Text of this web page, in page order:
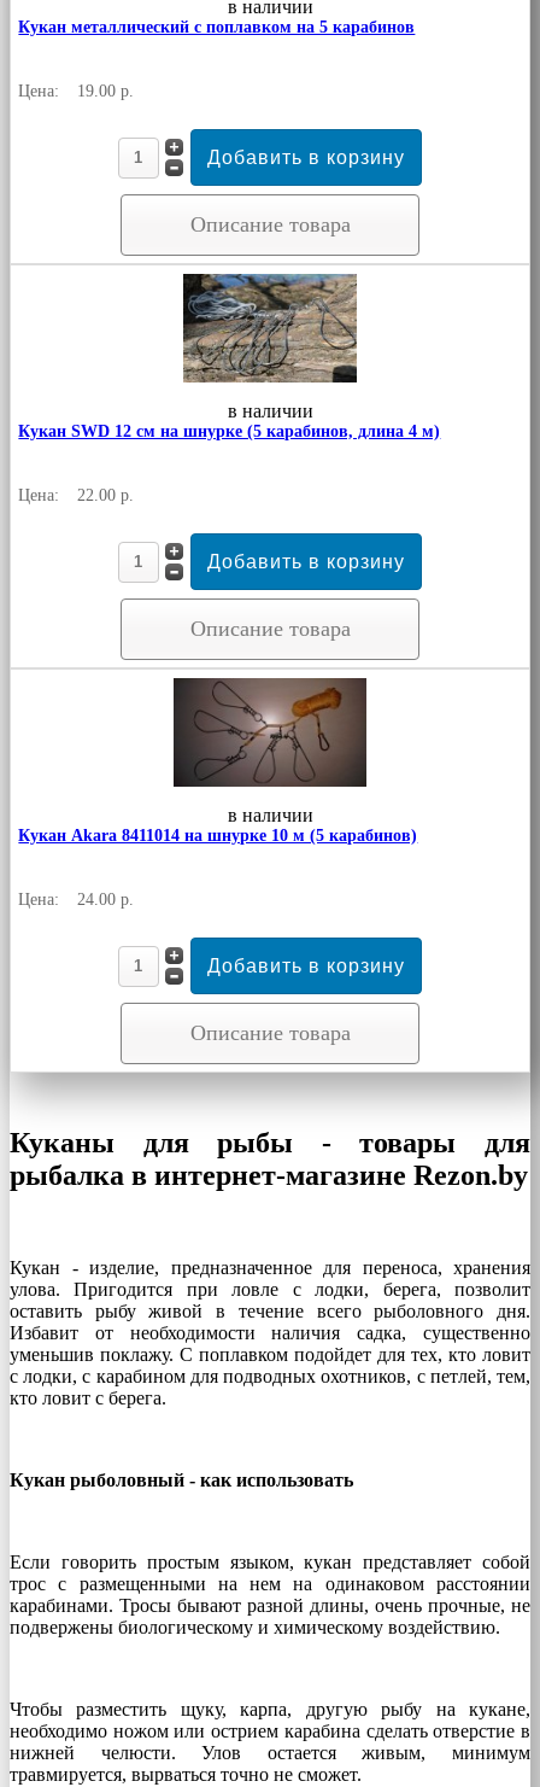
в наличии
Кукан металлический с поплавком на 5 карабинов
Цена: 19.00 р.
Описание товара
в наличии
Кукан SWD 12 см на шнурке (5 карабинов, длина 4 м)
Цена: 22.00 р.
Описание товара
в наличии
Кукан Akara 8411014 на шнурке 10 м (5 карабинов)
Цена: 24.00 р.
Описание товара
Куканы для рыбы - товары для
рыбалка в интернет-магазине Rezon.by
Кукан - изделие, предназначенное для переноса, хранения
улова. Пригодится при ловле с лодки, берега, позволит
оставить рыбу живой в течение всего рыболовного дня.
Избавит от необходимости наличия садка, существенно
уменьшив поклажу. С поплавком подойдет для тех, кто ловит
с лодки, с карабином для подводных охотников, с петлей, тем,
кто ловит с берега.
Кукан рыболовный - как использовать
Если говорить простым языком, кукан представляет собой
трос с размещенными на нем на одинаковом расстоянии
карабинами. Тросы бывают разной длины, очень прочные, не
подвержены биологическому и химическому воздействию.
Чтобы разместить щуку, карпа, другую рыбу на кукане,
необходимо ножом или острием карабина сделать отверстие в
нижней челюсти. Улов остается живым, минимум
травмируется, вырваться точно не сможет.